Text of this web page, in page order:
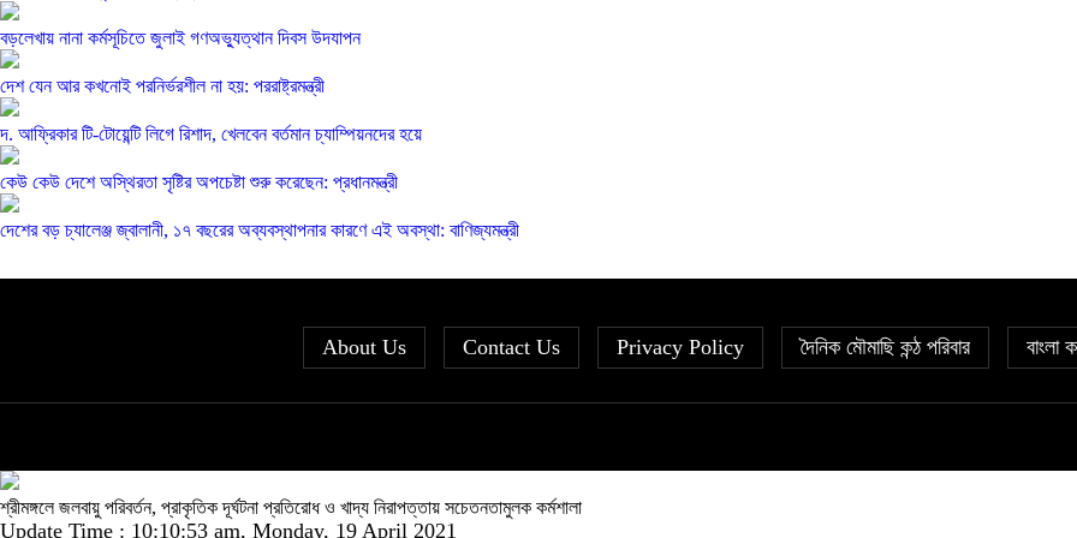
বড়লেখায় নানা কর্মসূচিতে জুলাই গণঅভ্যুত্থান দিবস উদযাপন
দেশ যেন আর কখনোই পরনির্ভরশীল না হয়: পররাষ্ট্রমন্ত্রী
দ. আফ্রিকার টি-টোয়েন্টি লিগে রিশাদ, খেলবেন বর্তমান চ্যাম্পিয়নদের হয়ে
কেউ কেউ দেশে অস্থিরতা সৃষ্টির অপচেষ্টা শুরু করেছেন: প্রধানমন্ত্রী
দেশের বড় চ্যালেঞ্জ জ্বালানী, ১৭ বছরের অব্যবস্থাপনার কারণে এই অবস্থা: বাণিজ্যমন্ত্রী
About Us Contact Us Privacy Policy দৈনিক মৌমাছি কন্ঠ পরিবার বাংলা
শ্রীমঙ্গলে জলবায়ু পরিবর্তন, প্রাকৃতিক দূর্ঘটনা প্রতিরোধ ও খাদ্য নিরাপত্তায় সচেতনতামুলক কর্মশালা
Update Time : 10:10:53 am, Monday, 19 April 2021